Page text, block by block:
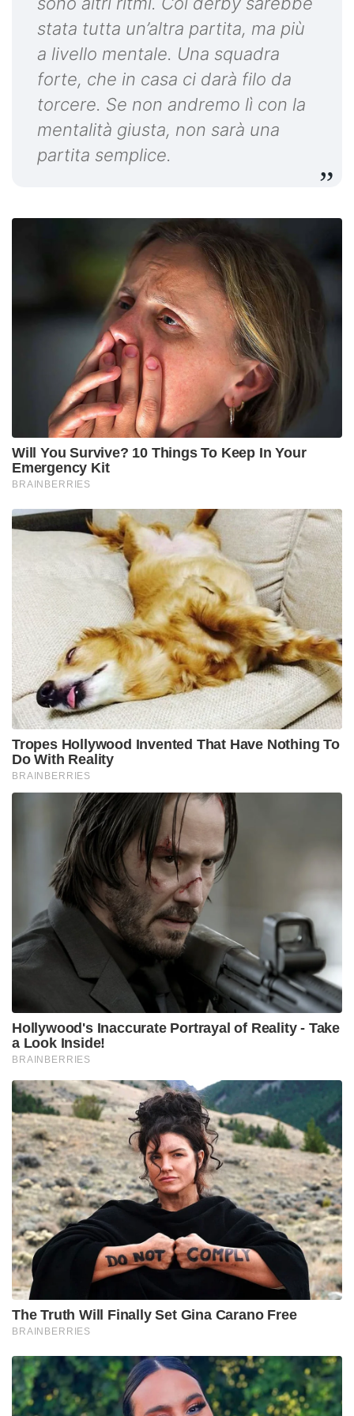
stata tutta un’altra partita, ma più
a livello mentale. Una squadra
forte, che in casa ci darà filo da
torcere. Se non andremo lì con la
mentalità giusta, non sarà una
partita semplice.